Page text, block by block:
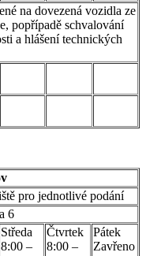
na dovezená vozidla ze
popřípadě schvalování
a hlášení technických
pro jednotlivé podání
6
Středa
8:00 –
Čtvrtek
8:00 –
Pátek
Zavřeno